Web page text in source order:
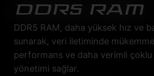
DDR5 RAM
DDR5 RAM, daha yüksek hız ve
sunarak, veri iletiminde
performans ve daha verimli
yönetimi sağlar.